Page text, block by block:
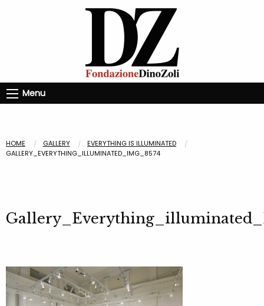
Menu
HOME GALLERY
EVERYTHING IS ILLUMINATED
GALLERY_EVERYTHING_ILLUMINATED_IMG_8574